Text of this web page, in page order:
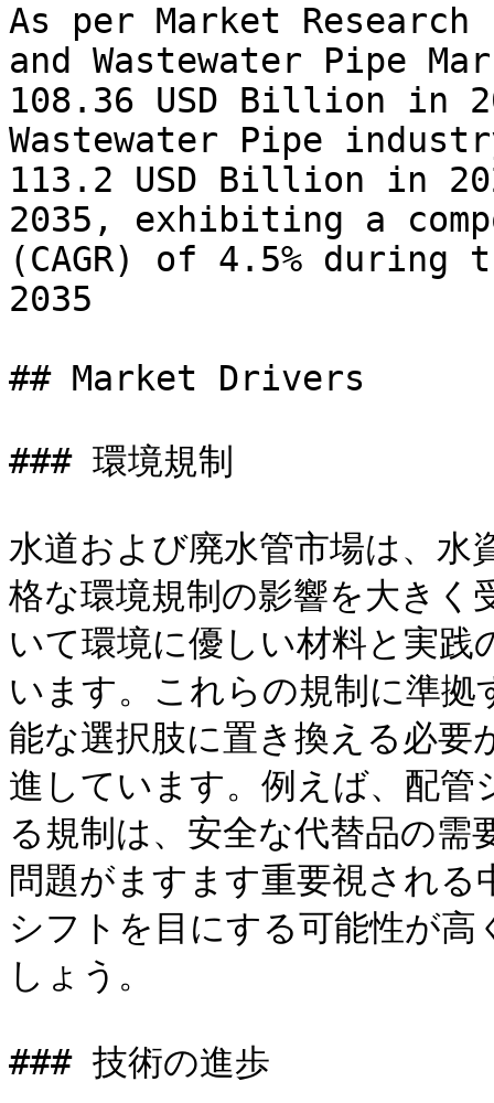
As per Market
and Wastewater Pipe
108.36 USD Billion in
Wastewater Pipe
113.2 USD Billion in
2035, exhibiting a
(CAGR) of 4.5%
2035
## Market Drivers
### 環境規制
水道および廃水管市場は、水
格な環境規制の影響を大きく
いて環境に優しい材料と実践
います。これらの規制に準
能な選択肢に置き換える必要
進しています。例えば、配
る規制は、安全な代替品の
問題がますます重要視され
シフトを目にする可能性が
しょう。
### 技術の進歩